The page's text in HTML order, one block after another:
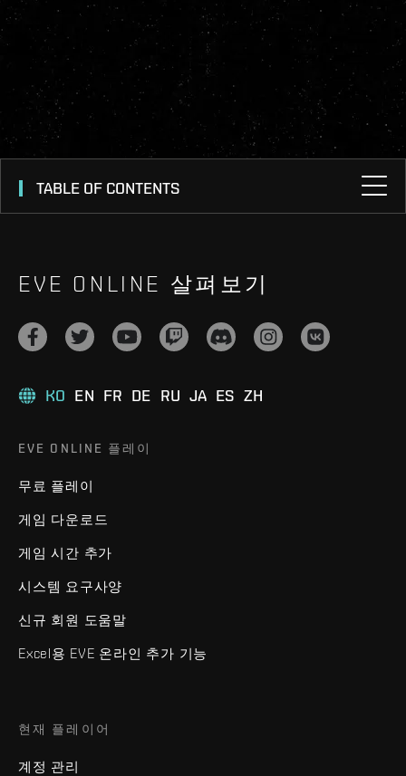
TABLE OF CONTENTS
EVE ONLINE 살펴보기
KO EN FR DE RU JA ES ZH
EVE ONLINE 플레이
무료 플레이
게임 다운로드
게임 시간 추가
시스템 요구사양
신규 회원 도움말
Excel용 EVE 온라인 추가 기능
현재 플레이어
계정 관리